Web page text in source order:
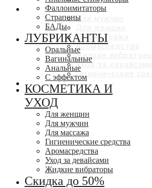
КОСМЕТИКА И УХОД
Для мужчин
Для массажа
Аромасредства
Жидкие вибраторы
Уход за девайсами
Гигиенические
СКИДКИ ДО 50%
Фаллоимитаторы
Страпоны
БАДы
ЛУБРИКАНТЫ
Оральные
Вагинальные
Анальные
С эффектом
КОСМЕТИКА И
УХОД
Для женщин
Для мужчин
Для массажа
Гигиенические средства
Аромасредства
Уход за девайсами
Жидкие вибраторы
Скидка до 50%